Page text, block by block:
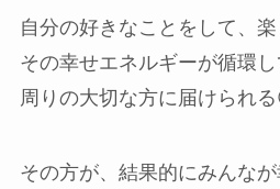
自分の好きなことをして、楽
その幸せエネルギーが循環し
周りの大切な方に届けられ
その方が、結果的にみんなが